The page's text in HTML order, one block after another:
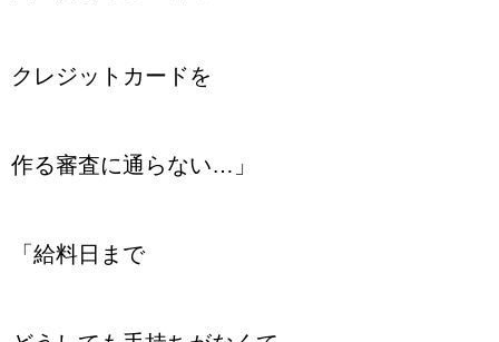
クレジットカードを
作る審査に通らない…」
「給料日まで